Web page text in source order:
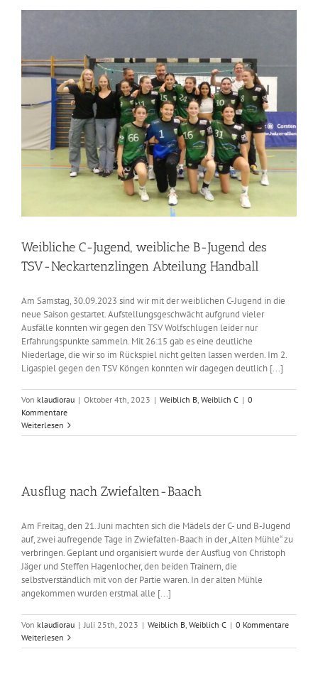
Weibliche C-Jugend, weibliche B-Jugend des
TSV-Neckartenzlingen Abteilung Handball
Am Samstag, 30.09.2023 sind wir mit der weiblichen C-Jugend in die
neue Saison gestartet. Aufstellungsgeschwächt aufgrund vieler
Ausfälle konnten wir gegen den TSV Wolfschlugen leider nur
Erfahrungspunkte sammeln. Mit 26:15 gab es eine deutliche
Niederlage, die wir so im Rückspiel nicht gelten lassen werden. Im 2.
Ligaspiel gegen den TSV Köngen konnten wir dagegen deutlich [...]
Von klaudiorau | Oktober 4th, 2023 | Weiblich B Weiblich C | 0
Kommentare
Weiterlesen
Ausflug nach Zwiefalten-Baach
Am Freitag, den 21. Juni machten sich die Mädels der C- und B-Jugend
auf, zwei aufregende Tage in Zwiefalten-Baach in der „Alten Mühle“ zu
verbringen. Geplant und organisiert wurde der Ausflug von Christoph
Jäger und Steffen Hagenlocher, den beiden Trainern, die
selbstverständlich mit von der Partie waren. In der alten Mühle
angekommen wurden erstmal alle [...]
Von klaudiorau | Juli 25th, 2023 | Weiblich B Weiblich C | 0 Kommentare
Weiterlesen